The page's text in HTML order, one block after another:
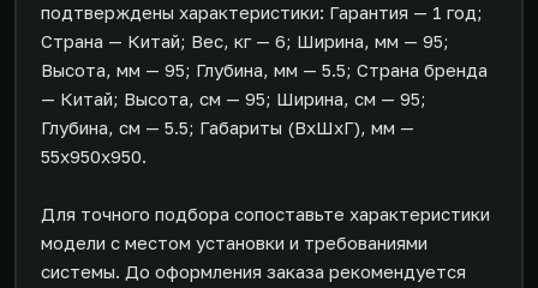
подтверждены характеристики: Гарантия — 1 год;
Страна — Китай; Вес, кг — 6; Ширина, мм — 95;
Высота, мм — 95; Глубина, мм — 5.5; Страна бренда
— Китай; Высота, см — 95; Ширина, см — 95;
Глубина, см — 5.5; Габариты (ВxШxГ), мм —
55x950x950.
Для точного подбора сопоставьте характеристики
модели с местом установки и требованиями
системы. До оформления заказа рекомендуется